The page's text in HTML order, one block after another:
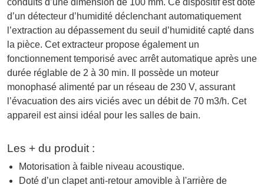
d’un détecteur d’humidité déclenchant automatiquement
l’extraction au dépassement du seuil d’humidité capté dans
la pièce. Cet extracteur propose également un
fonctionnement temporisé avec arrêt automatique après une
durée réglable de 2 à 30 min. Il possède un moteur
monophasé alimenté par un réseau de 230 V, assurant
l’évacuation des airs viciés avec un débit de 70 m3/h. Cet
appareil est ainsi idéal pour les salles de bain.
Les + du produit :
Motorisation à faible niveau acoustique.
Doté d’un clapet anti-retour amovible à l'arrière de